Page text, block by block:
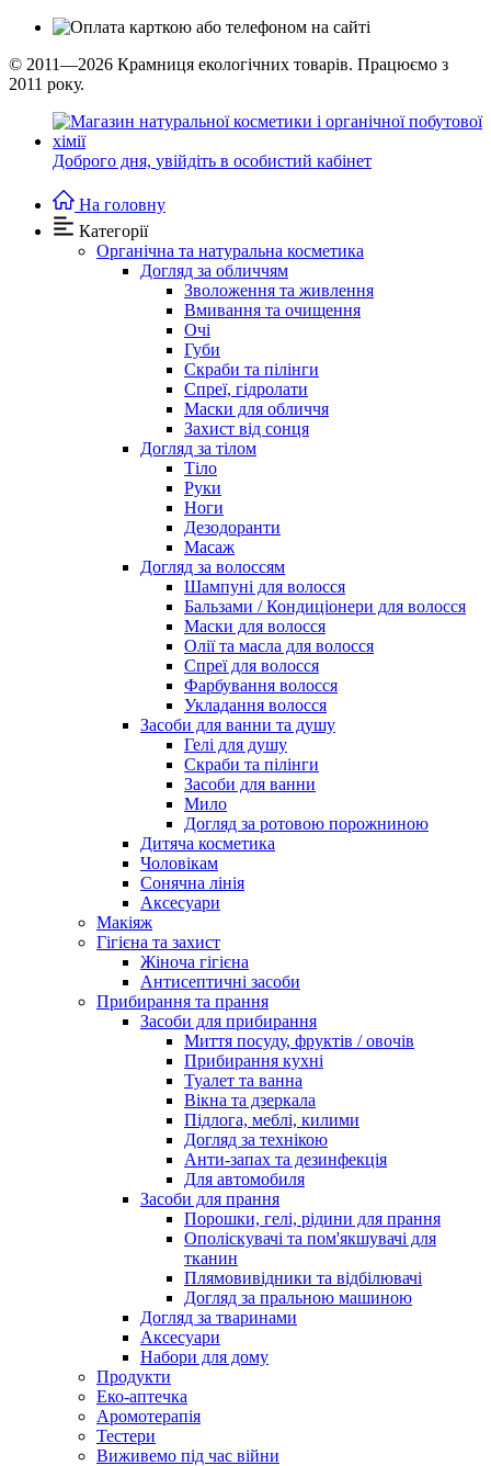
© 2011—2026 Крамниця екологічних товарів. Працюємо з
2011 року.
Доброго дня, увійдіть в особистий кабінет
На головну
Категорії
Органічна та натуральна косметика
Догляд за обличчям
Зволоження та живлення
Вмивання та очищення
Очі
Губи
Скраби та пілінги
Спреї, гідролати
Маски для обличчя
Захист від сонця
Догляд за тілом
Тіло
Руки
Ноги
Дезодоранти
Масаж
Догляд за волоссям
Шампуні для волосся
Бальзами / Кондиціонери для волосся
Маски для волосся
Олії та масла для волосся
Спреї для волосся
Фарбування волосся
Укладання волосся
Засоби для ванни та душу
Гелі для душу
Скраби та пілінги
Засоби для ванни
Мило
Догляд за ротовою порожниною
Дитяча косметика
Чоловікам
Сонячна лінія
Аксесуари
Макіяж
Гігієна та захист
Жіноча гігієна
Антисептичні засоби
Прибирання та прання
Засоби для прибирання
Миття посуду, фруктів / овочів
Прибирання кухні
Туалет та ванна
Вікна та дзеркала
Підлога, меблі, килими
Догляд за технікою
Анти-запах та дезинфекція
Для автомобиля
Засоби для прання
Порошки, гелі, рідини для прання
Ополіскувачі та пом'якшувачі для
тканин
Плямовивідники та відбілювачі
Догляд за пральною машиною
Догляд за тваринами
Аксесуари
Набори для дому
Продукти
Еко-аптечка
Аромотерапія
Тестери
Виживемо під час війни